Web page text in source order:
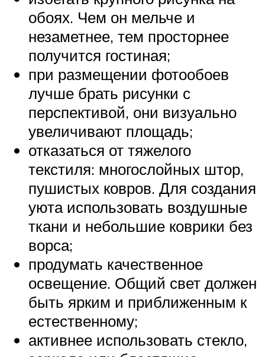
обоях. Чем он мельче и
незаметнее, тем просторнее
получится гостиная;
при размещении фотообоев
лучше брать рисунки с
перспективой, они визуально
увеличивают площадь;
отказаться от тяжелого
текстиля: многослойных штор,
пушистых ковров. Для создания
уюта использовать воздушные
ткани и небольшие коврики без
ворса;
продумать качественное
освещение. Общий свет должен
быть ярким и приближенным к
естественному;
активнее использовать стекло,